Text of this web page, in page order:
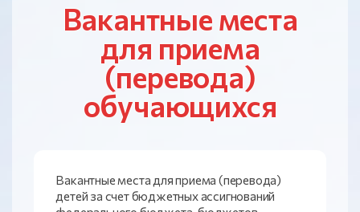
Вакантные места
для приема
(перевода)
обучающихся
Вакантные места для приема (перевода)
детей за счет бюджетных ассигнований